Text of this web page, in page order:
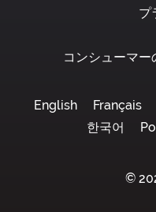
プ
コンシューマ
English Français
한국어
©